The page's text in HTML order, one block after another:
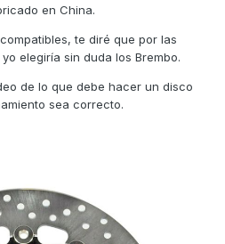
en China.
te diré que por las
elegiría sin duda los Brembo.
de lo que debe hacer un disco
sea correcto.